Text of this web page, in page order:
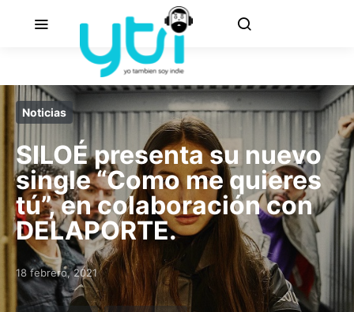
Noticias
SILOÉ presenta su nuevo
single “Como me quieres
tú”, en colaboración con
DELAPORTE.
Posted on
18 febrero, 2021